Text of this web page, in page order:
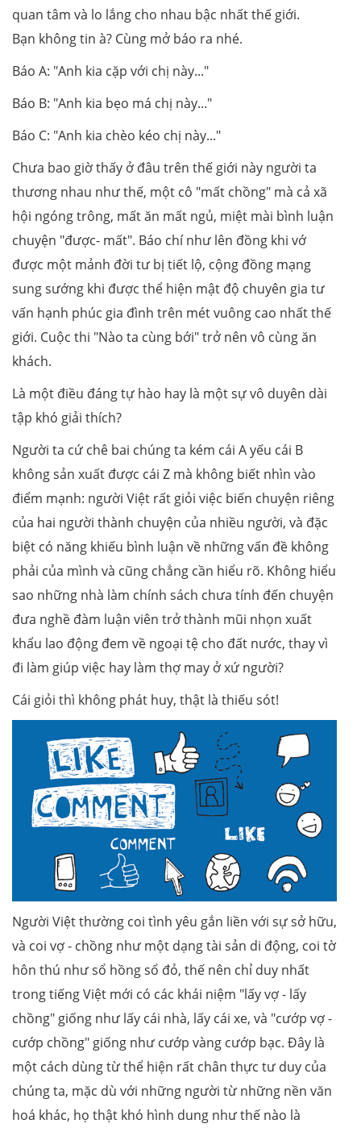
quan tâm và lo lắng cho nhau bậc nhất thế giới.
Bạn không tin à? Cùng mở báo ra nhé.
Báo A: "Anh kia cặp với chị này..."
Báo B: "Anh kia bẹo má chị này..."
Báo C: "Anh kia chèo kéo chị này..."
Chưa bao giờ thấy ở đâu trên thế giới này người ta
thương nhau như thế, một cô "mất chồng" mà cả xã
hội ngóng trông, mất ăn mất ngủ, miệt mài bình luận
chuyện "được- mất". Báo chí như lên đồng khi vớ
được một mảnh đời tư bị tiết lộ, cộng đồng mạng
sung sướng khi được thể hiện mật độ chuyên gia tư
vấn hạnh phúc gia đình trên mét vuông cao nhất thế
giới. Cuộc thi "Nào ta cùng bới" trở nên vô cùng ăn
khách.
Là một điều đáng tự hào hay là một sự vô duyên dài
tập khó giải thích?
Người ta cứ chê bai chúng ta kém cái A yếu cái B
không sản xuất được cái Z mà không biết nhìn vào
điểm mạnh: người Việt rất giỏi việc biến chuyện riêng
của hai người thành chuyện của nhiều người, và đặc
biệt có năng khiếu bình luận về những vấn đề không
phải của mình và cũng chẳng cần hiểu rõ. Không hiểu
sao những nhà làm chính sách chưa tính đến chuyện
đưa nghề đàm luận viên trở thành mũi nhọn xuất
khẩu lao động đem về ngoại tệ cho đất nước, thay vì
đi làm giúp việc hay làm thợ may ở xứ người?
Cái giỏi thì không phát huy, thật là thiếu sót!
Người Việt thường coi tình yêu gắn liền với sự sở hữu,
và coi vợ - chồng như một dạng tài sản di động, coi tờ
hôn thú như sổ hồng sổ đỏ, thế nên chỉ duy nhất
trong tiếng Việt mới có các khái niệm "lấy vợ - lấy
chồng" giống như lấy cái nhà, lấy cái xe, và "cướp vợ -
cướp chồng" giống như cướp vàng cướp bạc. Đây là
một cách dùng từ thể hiện rất chân thực tư duy của
chúng ta, mặc dù với những người từ những nền văn
hoá khác, họ thật khó hình dung như thế nào là